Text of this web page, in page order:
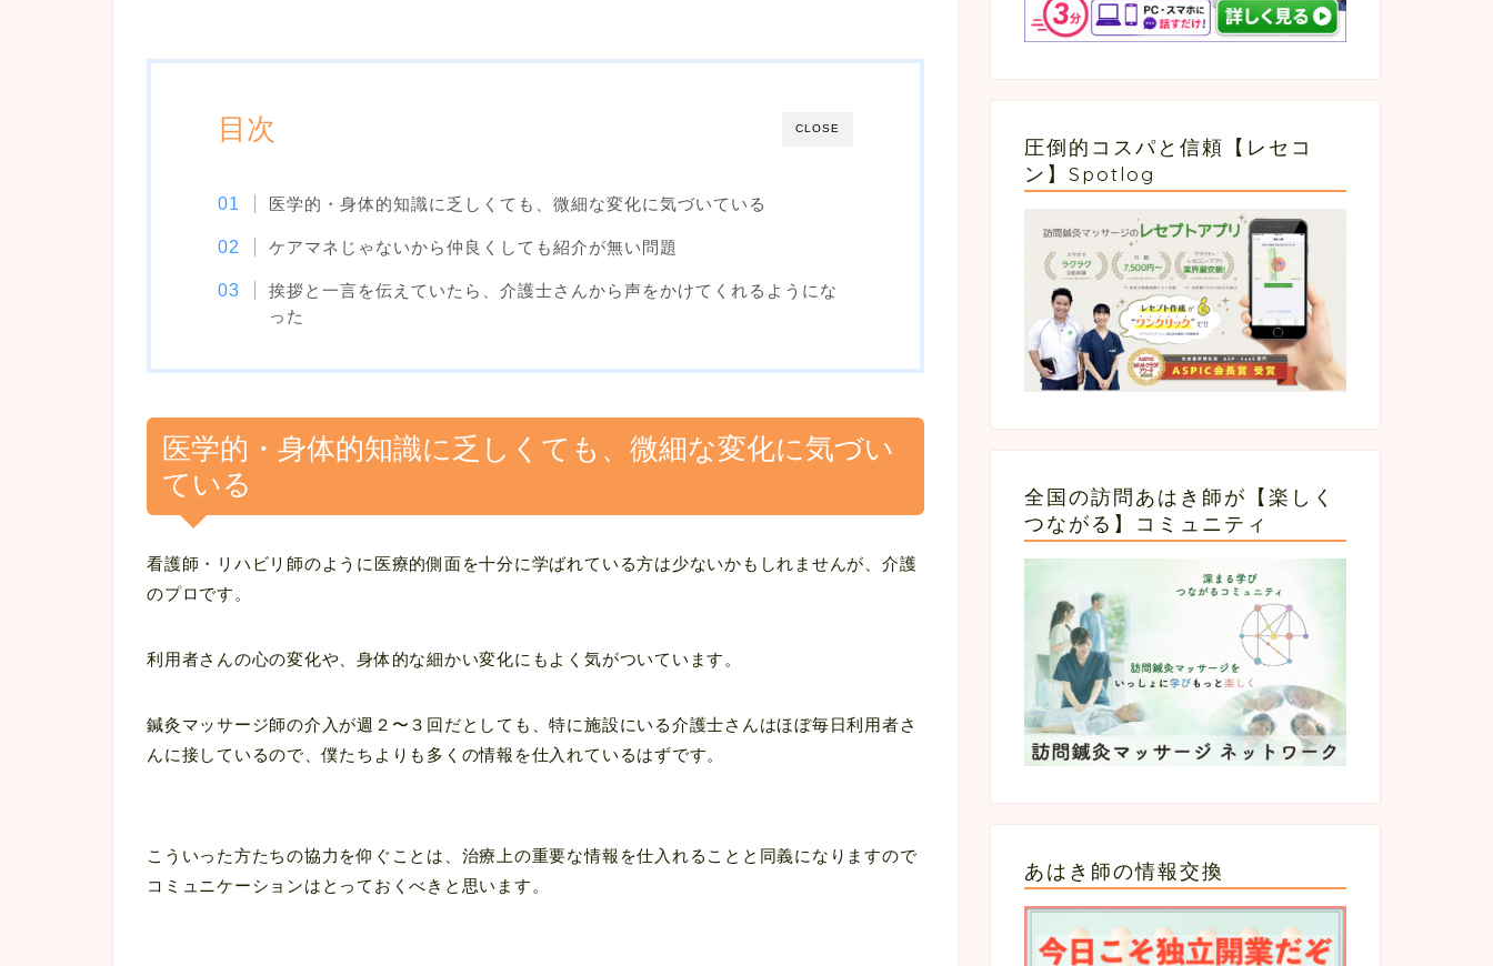
CLOSE
目次
医学的・身体的知識に乏しくても、微細な変化に気づいている
ケアマネじゃないから仲良くしても紹介が無い問題
挨拶と一言を伝えていたら、介護士さんから声をかけてくれるようにな
った
医学的・身体的知識に乏しくても、微細な変化に気づい
ている
看護師・リハビリ師のように医療的側面を十分に学ばれている方は少ないかもしれませんが、介護
のプロです。
利用者さんの心の変化や、身体的な細かい変化にもよく気がついています。
鍼灸マッサージ師の介入が週２〜３回だとしても、特に施設にいる介護士さんはほぼ毎日利用者さ
んに接しているので、僕たちよりも多くの情報を仕入れているはずです。
こういった方たちの協力を仰ぐことは、治療上の重要な情報を仕入れることと同義になりますので
コミュニケーションはとっておくべきと思います。
圧倒的コスパと信頼【レセコ
ン】Spotlog
全国の訪問あはき師が【楽しく
つながる】コミュニティ
あはき師の情報交換